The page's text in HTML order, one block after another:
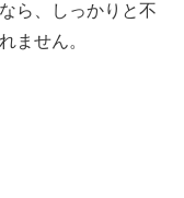
ら、しっかりと不
ません。